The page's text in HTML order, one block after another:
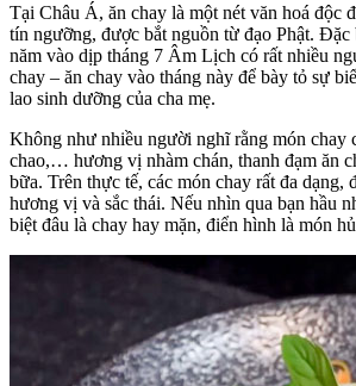
Tại Châu Á, ăn chay là một nét văn hoá độc
tín ngưỡng, được bắt nguồn từ đạo Phật.
năm vào dịp tháng 7 Âm Lịch có rất nhiều
chay – ăn chay vào tháng này để bày tỏ sự
lao sinh dưỡng của cha mẹ.
Không như nhiều người nghĩ rằng món chay
chao,… hương vị nhàm chán, thanh đạm ăn
bữa. Trên thực tế, các món chay rất đa dạng,
hương vị và sắc thái. Nếu nhìn qua bạn hầu
biệt đâu là chay hay mặn, điển hình là món